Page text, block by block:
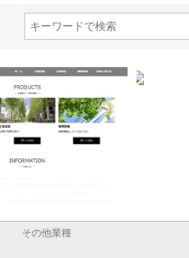
提供する充実した情報内
その他業種